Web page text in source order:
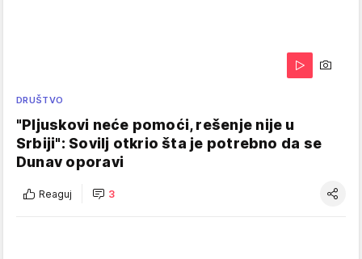
DRUŠTVO
"Pljuskovi neće pomoći, rešenje nije u
Srbiji": Sovilj otkrio šta je potrebno da se
Dunav oporavi
Reaguj 3